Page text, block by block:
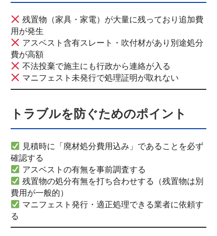
残置物（家具・家電）が大量に残っており追加費
用が発生
アスベスト含有スレート・吹付材があり別途処分
費が高額
不法投棄で施主にも行政から連絡が入る
マニフェスト未発行で処理証明が取れない
トラブルを防ぐためのポイント
見積時に「廃材処分費用込み」であることを必ず
確認する
アスベストの有無を事前調査する
残置物の処分有無を打ち合わせする（残置物は別
費用が一般的）
マニフェスト発行・適正処理できる業者に依頼す
る